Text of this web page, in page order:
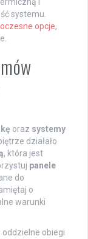
i
systemu.
opcje,
oraz systemy
działało
, która jest
panele
do
o
warunki
obiegi